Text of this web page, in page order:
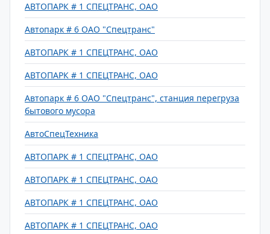
АВТОПАРК # 1 СПЕЦТРАНС, ОАО
Автопарк # 6 ОАО "Спецтранс"
АВТОПАРК # 1 СПЕЦТРАНС, ОАО
АВТОПАРК # 1 СПЕЦТРАНС, ОАО
Автопарк # 6 ОАО "Спецтранс", станция перегруза
бытового мусора
АвтоСпецТехника
АВТОПАРК # 1 СПЕЦТРАНС, ОАО
АВТОПАРК # 1 СПЕЦТРАНС, ОАО
АВТОПАРК # 1 СПЕЦТРАНС, ОАО
АВТОПАРК # 1 СПЕЦТРАНС, ОАО